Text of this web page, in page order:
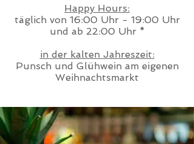
Happy Hours:
täglich von 16:00 Uhr - 19:00 Uhr
und ab 22:00 Uhr *
in der kalten Jahreszeit:
Punsch und Glühwein am eigenen
Weihnachtsmarkt